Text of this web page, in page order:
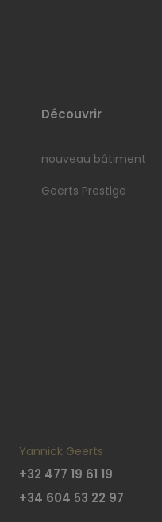
Découvrir
nouveau bâtiment
Geerts Prestige
Yannick Geerts
+32 477 19 61 19
+34 604 53 22 97